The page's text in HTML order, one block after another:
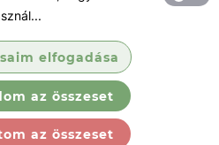
elfogadása
az összeset
az összeset
jelentkezés érvényes!
28 500 Ft